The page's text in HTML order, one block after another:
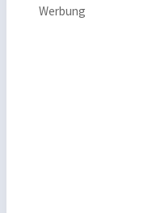
Werbung